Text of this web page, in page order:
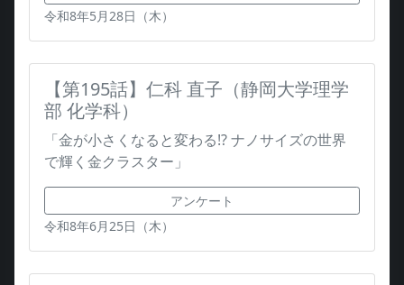
令和8年5月28日（木）
【第195話】仁科 直子（静岡大学理学
部 化学科）
「金が小さくなると変わる!? ナノサイズの世界
で輝く金クラスター」
アンケート
令和8年6月25日（木）